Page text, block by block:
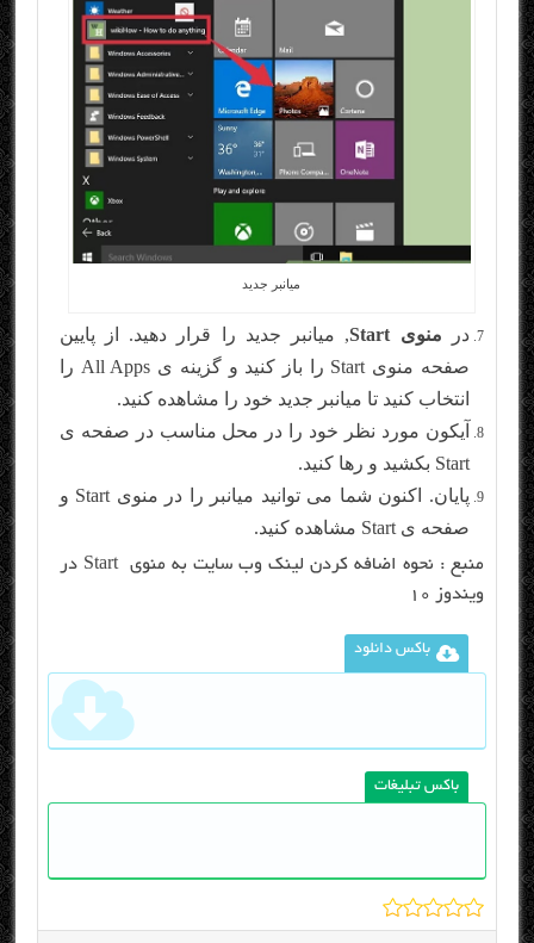
میانبر جدید
در منوی Start
, میانبر جدید را قرار دهید. از پایین
صفحه منوی Start را باز کنید و گزینه ی All Apps را
انتخاب کنید تا میانبر جدید خود را مشاهده کنید.
آیکون مورد نظر خود را در محل مناسب در صفحه ی
Start بکشید و رها کنید.
پایان. اکنون شما می توانید میانبر را در منوی Start و
صفحه ی Start مشاهده کنید.
منبع :
نحوه اضافه کردن لینک وب سایت به منوی Start در
ویندوز ۱۰
باکس دانلود
باکس تبلیغات